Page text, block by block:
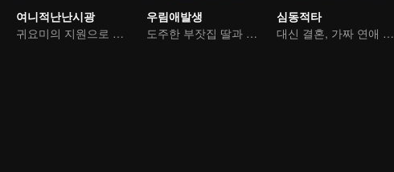
여니적난난시광
귀요미의 지원으로 가짜 부부에서 진짜 로맨스로
우림애발생
도주한 부잣집 딸과 거친 킬러의 쌍방 구원
심동적타
대신 결혼, 가짜 연애 진짜 사랑